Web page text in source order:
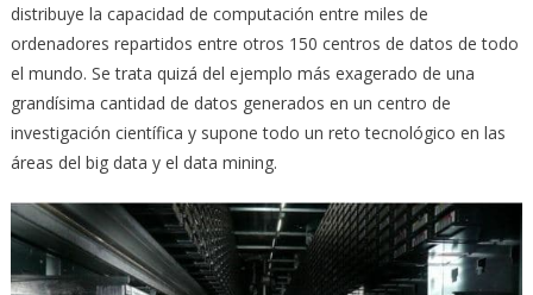
distribuye la capacidad de computación entre miles de
ordenadores repartidos entre otros 150 centros de datos de todo
el mundo. Se trata quizá del ejemplo más exagerado de una
grandísima cantidad de datos generados en un centro de
investigación científica y supone todo un reto tecnológico en las
áreas del big data y el data mining.